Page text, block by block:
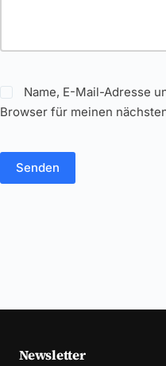
Name, E-Mail-Adresse
Browser für meinen
Senden
Newsletter